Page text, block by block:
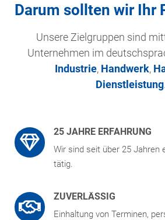
Darum sollten wir Ihr
Unsere Zielgruppen sind
Unternehmen im
Industrie, Handwerk,
Dienstleistung.
25 JAHRE ERFAHRUNG
Wir sind seit über 25 Jahren
tätig.
ZUVERLÄSSIG
Einhaltung von Terminen,